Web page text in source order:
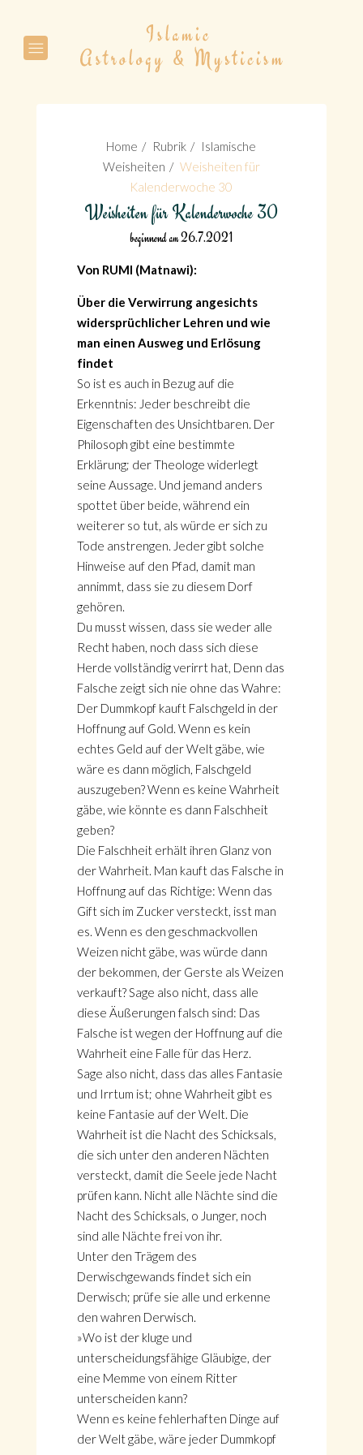
Home Rubrik
Islamische
Weisheiten
Weisheiten für
Kalenderwoche 30
Weisheiten für Kalenderwoche 30
beginnend am 26.7.2021
Von RUMI (Matnawi):
Über die Verwirrung angesichts
widersprüchlicher Lehren und wie
man einen Ausweg und Erlösung
findet
So ist es auch in Bezug auf die
Erkenntnis: Jeder beschreibt die
Eigenschaften des Unsichtbaren. Der
Philosoph gibt eine bestimmte
Erklärung; der Theologe widerlegt
seine Aussage. Und jemand anders
spottet über beide, während ein
weiterer so tut, als würde er sich zu
Tode anstrengen. Jeder gibt solche
Hinweise auf den Pfad, damit man
annimmt, dass sie zu diesem Dorf
gehören.
Du musst wissen, dass sie weder alle
Recht haben, noch dass sich diese
Herde vollständig verirrt hat, Denn das
Falsche zeigt sich nie ohne das Wahre:
Der Dummkopf kauft Falschgeld in der
Hoffnung auf Gold. Wenn es kein
echtes Geld auf der Welt gäbe, wie
wäre es dann möglich, Falschgeld
auszugeben? Wenn es keine Wahrheit
gäbe, wie könnte es dann Falschheit
geben?
Die Falschheit erhält ihren Glanz von
der Wahrheit. Man kauft das Falsche in
Hoffnung auf das Richtige: Wenn das
Gift sich im Zucker versteckt, isst man
es. Wenn es den geschmackvollen
Weizen nicht gäbe, was würde dann
der bekommen, der Gerste als Weizen
verkauft? Sage also nicht, dass alle
diese Äußerungen falsch sind: Das
Falsche ist wegen der Hoffnung auf die
Wahrheit eine Falle für das Herz.
Sage also nicht, dass das alles Fantasie
und Irrtum ist; ohne Wahrheit gibt es
keine Fantasie auf der Welt. Die
Wahrheit ist die Nacht des Schicksals,
die sich unter den anderen Nächten
versteckt, damit die Seele jede Nacht
prüfen kann. Nicht alle Nächte sind die
Nacht des Schicksals, o Junger, noch
sind alle Nächte frei von ihr.
Unter den Trägem des
Derwischgewands findet sich ein
Derwisch; prüfe sie alle und erkenne
den wahren Derwisch.
»Wo ist der kluge und
unterscheidungsfähige Gläubige, der
eine Memme von einem Ritter
unterscheiden kann?
Wenn es keine fehlerhaften Dinge auf
der Welt gäbe, wäre jeder Dummkopf